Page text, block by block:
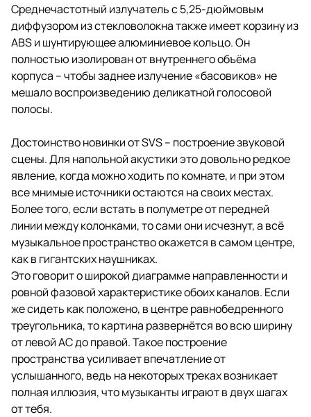
Среднечастотный излучатель с 5,25-дюймовым
диффузором из стекловолокна также имеет корзину из
ABS и шунтирующее алюминиевое кольцо. Он
полностью изолирован от внутреннего объёма
корпуса – чтобы заднее излучение «басовиков» не
мешало воспроизведению деликатной голосовой
полосы.
Достоинство новинки от SVS – построение звуковой
сцены. Для напольной акустики это довольно редкое
явление, когда можно ходить по комнате, и при этом
все мнимые источники остаются на своих местах.
Более того, если встать в полуметре от передней
линии между колонками, то сами они исчезнут, а всё
музыкальное пространство окажется в самом центре,
как в гигантских наушниках.
Это говорит о широкой диаграмме направленности и
ровной фазовой характеристике обоих каналов. Если
же сидеть как положено, в центре равнобедренного
треугольника, то картина развернётся во всю ширину
от левой АС до правой. Такое построение
пространства усиливает впечатление от
услышанного, ведь на некоторых треках возникает
полная иллюзия, что музыканты играют в двух шагах
от тебя.